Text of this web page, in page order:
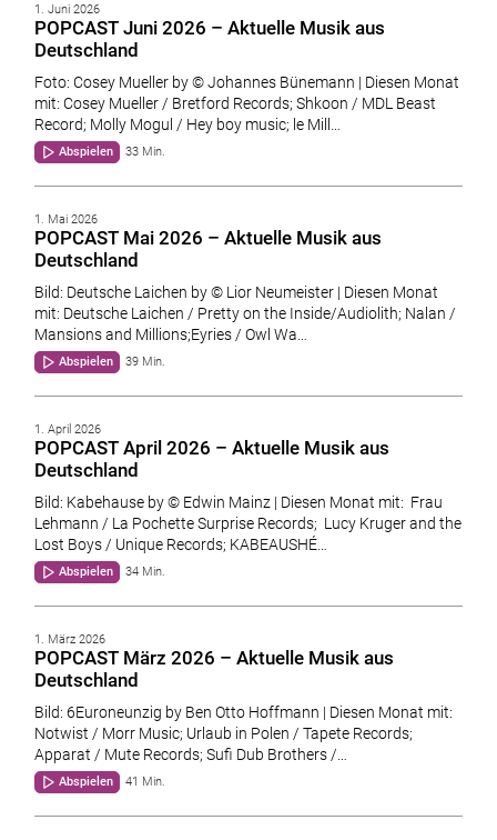
1. Juni 2026
POPCAST Juni 2026 – Aktuelle Musik aus
Deutschland
Foto: Cosey Mueller by © Johannes Bünemann | Diesen Monat
mit: Cosey Mueller / Bretford Records; Shkoon / MDL Beast
Record; Molly Mogul / Hey boy music; le Mill…
Abspielen 33 Min.
1. Mai 2026
POPCAST Mai 2026 – Aktuelle Musik aus
Deutschland
Bild: Deutsche Laichen by © Lior Neumeister | Diesen Monat
mit: Deutsche Laichen / Pretty on the Inside/Audiolith; Nalan /
Mansions and Millions;Eyries / Owl Wa…
Abspielen 39 Min.
1. April 2026
POPCAST April 2026 – Aktuelle Musik aus
Deutschland
Bild: Kabehause by © Edwin Mainz | Diesen Monat mit: Frau
Lehmann / La Pochette Surprise Records; Lucy Kruger and the
Lost Boys / Unique Records; KABEAUSHÉ…
Abspielen 34 Min.
1. März 2026
POPCAST März 2026 – Aktuelle Musik aus
Deutschland
Bild: 6Euroneunzig by Ben Otto Hoffmann | Diesen Monat mit:
Notwist / Morr Music; Urlaub in Polen / Tapete Records;
Apparat / Mute Records; Sufi Dub Brothers /…
Abspielen 41 Min.